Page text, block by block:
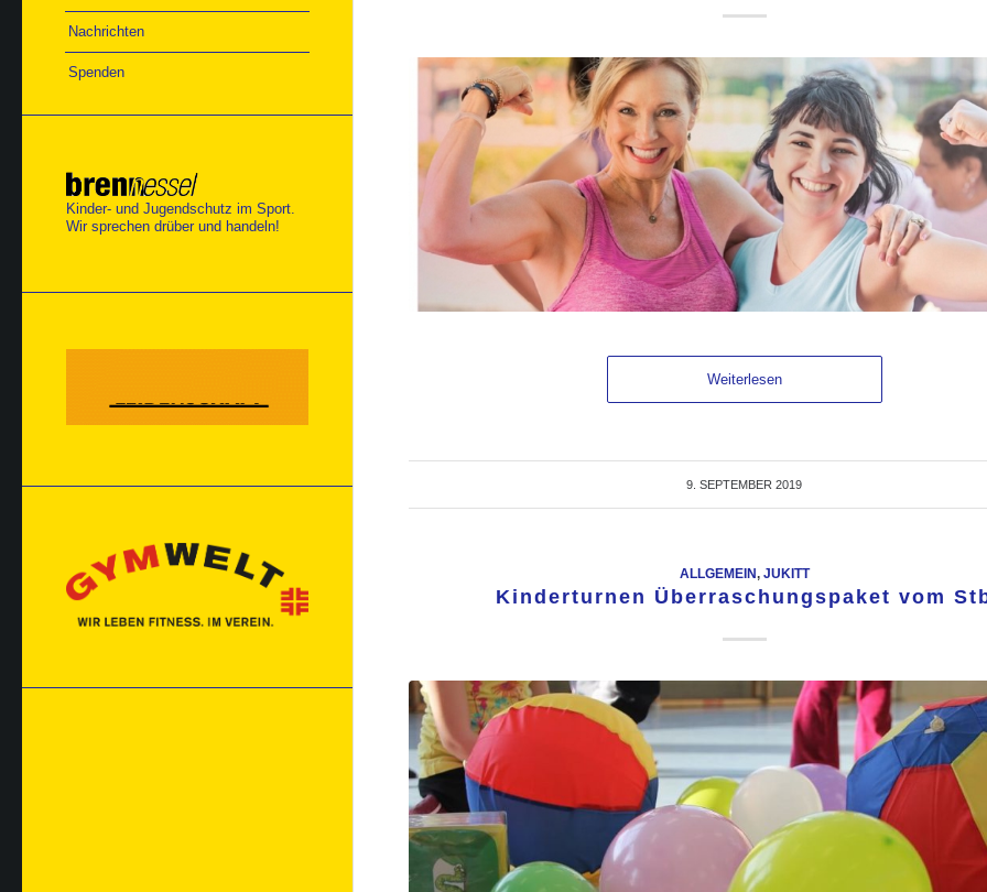
Nachrichten
Spenden
Kinder- und Jugendschutz im Sport.
Wir sprechen drüber und handeln!
Weiterlesen
9. SEPTEMBER 2019
ALLGEMEIN, JUKITT
Kinderturnen Überraschungspaket vom